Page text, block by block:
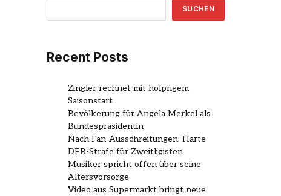
SUCHEN
Recent Posts
Zingler rechnet mit holprigem
Saisonstart
Bevölkerung für Angela Merkel als
Bundespräsidentin
Nach Fan-Ausschreitungen: Harte
DFB-Strafe für Zweitligisten
Musiker spricht offen über seine
Altersvorsorge
Video aus Supermarkt bringt neue